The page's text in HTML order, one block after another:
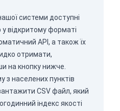
системи доступні
відкритому форматі
API , а також їх
отримати,
на кнопку нижче.
з населених пунктів
CSV файл, який
індекс якості